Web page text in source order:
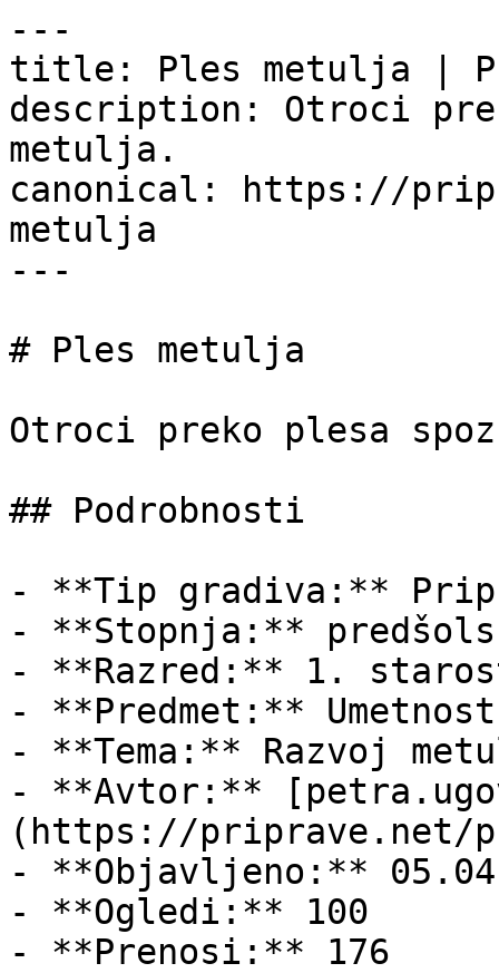
---
title: Ples metulja |
description: Otroci
metulja.
canonical: https://
metulja
---
# Ples metulja
Otroci preko plesa
## Podrobnosti
- **Tip gradiva:**
- **Stopnja:**
- **Razred:** 1.
- **Predmet:** Umetnost
- **Tema:** Razvoj
- **Avtor:**
(https://priprave.net/
- **Objavljeno:**
- **Ogledi:** 100
- **Prenosi:** 176